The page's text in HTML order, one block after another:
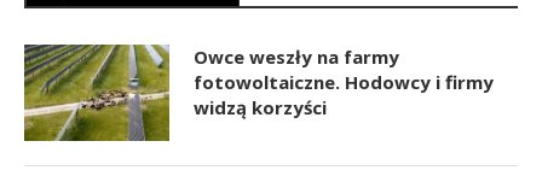
Owce weszły na farmy
fotowoltaiczne. Hodowcy i firmy
widzą korzyści